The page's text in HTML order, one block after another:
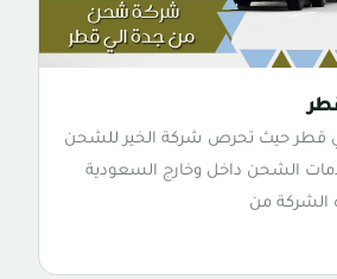
حيث تحرص شركة الخير للشحن
الشحن داخل وخارج السعودية
الشركة من